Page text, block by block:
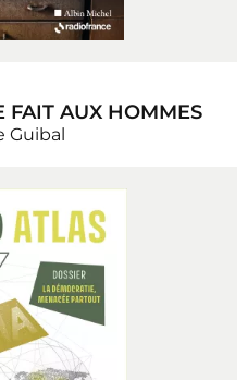
FAIT AUX HOMMES
Guibal